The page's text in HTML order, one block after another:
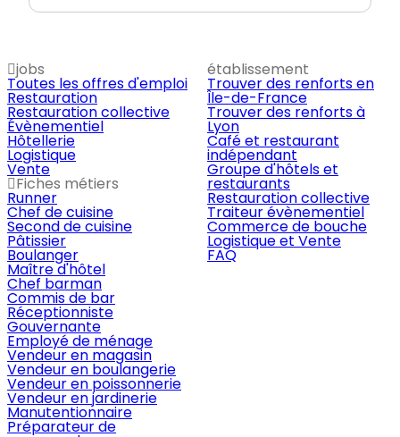
jobs
Toutes les offres d'emploi
Restauration
Restauration collective
Évènementiel
Hôtellerie
Logistique
Vente
Fiches métiers
Runner
Chef de cuisine
Second de cuisine
Pâtissier
Boulanger
Maître d'hôtel
Chef barman
Commis de bar
Réceptionniste
Gouvernante
Employé de ménage
Vendeur en magasin
Vendeur en boulangerie
Vendeur en poissonnerie
Vendeur en jardinerie
Manutentionnaire
Préparateur de
établissement
Trouver des renforts en
Île-de-France
Trouver des renforts à
Lyon
Café et restaurant
indépendant
Groupe d'hôtels et
restaurants
Restauration collective
Traiteur évènementiel
Commerce de bouche
Logistique et Vente
FAQ